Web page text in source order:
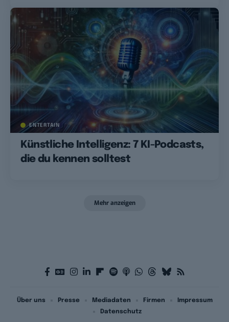
ENTERTAIN
Künstliche Intelligenz: 7 KI-Podcasts,
die du kennen solltest
Mehr anzeigen
Über uns Presse Mediadaten Firmen
Impressum
Datenschutz